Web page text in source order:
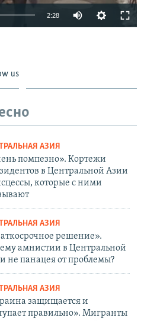
2:28
us
АЗИЯ
помпезно». Кортежи
в Центральной Азии
которые с ними
АЗИЯ
решение».
амнистии в Центральной
не панацея от проблемы?
АЗИЯ
защищается и
правильно». Мигранты